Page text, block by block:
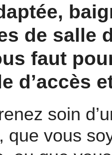
de salle
faut
d’accès
soin
que vous